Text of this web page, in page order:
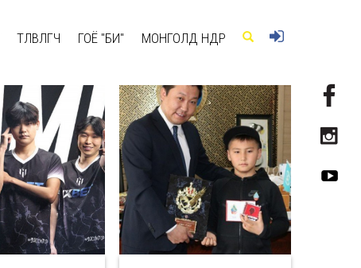
ТӨЛӨВЛӨГЧ ГОЁ "БИ" МОНГОЛД ӨНӨӨДӨР